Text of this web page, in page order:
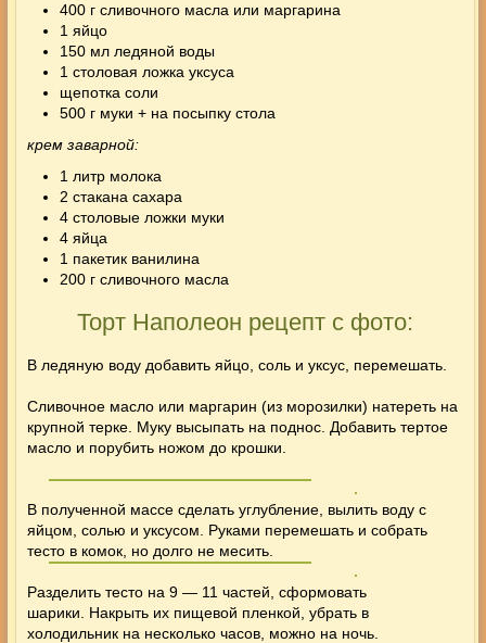
400 г сливочного масла или маргарина
1 яйцо
150 мл ледяной воды
1 столовая ложка уксуса
щепотка соли
500 г муки + на посыпку стола
крем заварной:
1 литр молока
2 стакана сахара
4 столовые ложки муки
4 яйца
1 пакетик ванилина
200 г сливочного масла
Торт Наполеон рецепт с фото:
В ледяную воду добавить яйцо, соль и уксус, перемешать.
Сливочное масло или маргарин (из морозилки) натереть на
крупной терке. Муку высыпать на поднос. Добавить тертое
масло и порубить ножом до крошки.
В полученной массе сделать углубление, вылить воду с
яйцом, солью и уксусом. Руками перемешать и собрать
тесто в комок, но долго не месить.
Разделить тесто на 9 — 11 частей, сформовать
шарики. Накрыть их пищевой пленкой, убрать в
холодильник на несколько часов, можно на ночь.